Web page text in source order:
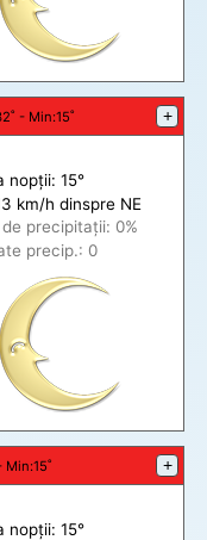
- Min:15˚ +
nopții: 15°
km/h dinspre NE
de precipitații: 0%
precip.: 0
Min:15˚ +
nopții: 15°